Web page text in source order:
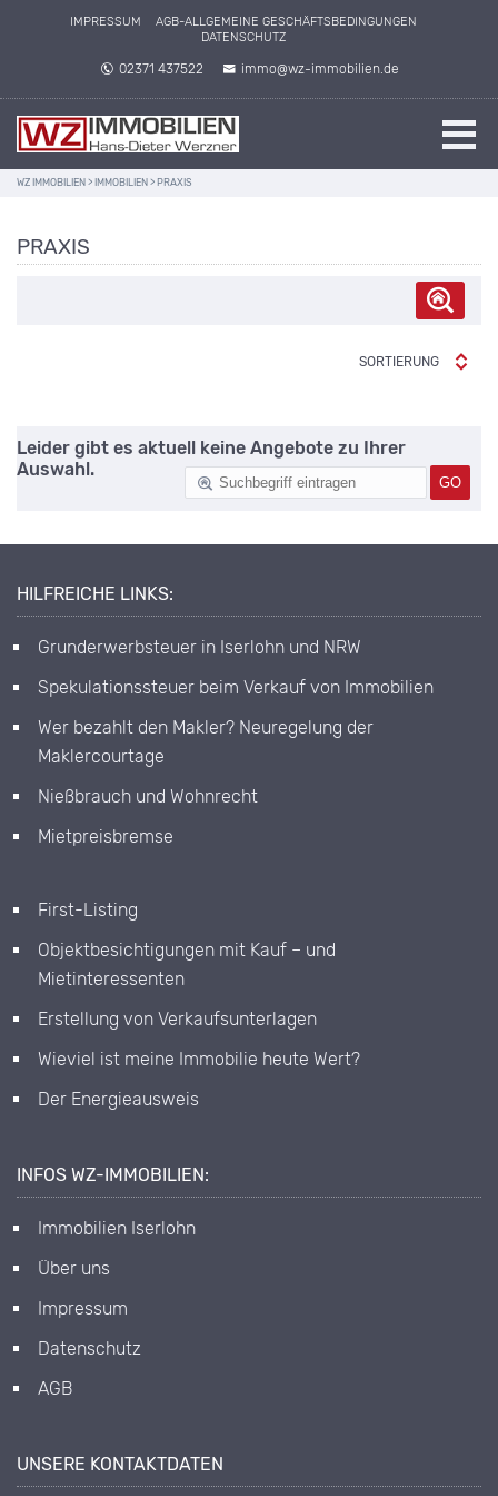
IMPRESSUM
AGB-ALLGEMEINE GESCHÄFTSBEDINGUNGEN
DATENSCHUTZ
02371 437522 immo@wz-immobilien.de
WZ IMMOBILIEN > IMMOBILIEN > PRAXIS
PRAXIS
SORTIERUNG
Leider gibt es aktuell keine Angebote zu Ihrer
Auswahl.
HILFREICHE LINKS:
Grunderwerbsteuer in Iserlohn und NRW
Spekulationssteuer beim Verkauf von Immobilien
Wer bezahlt den Makler? Neuregelung der
Maklercourtage
Nießbrauch und Wohnrecht
Mietpreisbremse
First-Listing
Objektbesichtigungen mit Kauf – und
Mietinteressenten
Erstellung von Verkaufsunterlagen
Wieviel ist meine Immobilie heute Wert?
Der Energieausweis
INFOS WZ-IMMOBILIEN:
Immobilien Iserlohn
Über uns
Impressum
Datenschutz
AGB
UNSERE KONTAKTDATEN